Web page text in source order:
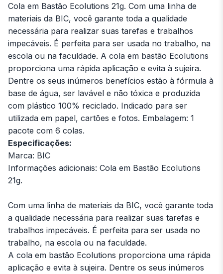
Cola em Bastão Ecolutions 21g. Com uma linha de
materiais da BIC, você garante toda a qualidade
necessária para realizar suas tarefas e trabalhos
impecáveis. É perfeita para ser usada no trabalho, na
escola ou na faculdade. A cola em bastão Ecolutions
proporciona uma rápida aplicação e evita à sujeira.
Dentre os seus inúmeros benefícios estão à fórmula à
base de água, ser lavável e não tóxica e produzida
com plástico 100% reciclado. Indicado para ser
utilizada em papel, cartões e fotos. Embalagem: 1
pacote com 6 colas.
Especificações:
Marca: BIC
Informações adicionais: Cola em Bastão Ecolutions
21g.
Com uma linha de materiais da BIC, você garante toda
a qualidade necessária para realizar suas tarefas e
trabalhos impecáveis. É perfeita para ser usada no
trabalho, na escola ou na faculdade.
A cola em bastão Ecolutions proporciona uma rápida
aplicação e evita à sujeira. Dentre os seus inúmeros